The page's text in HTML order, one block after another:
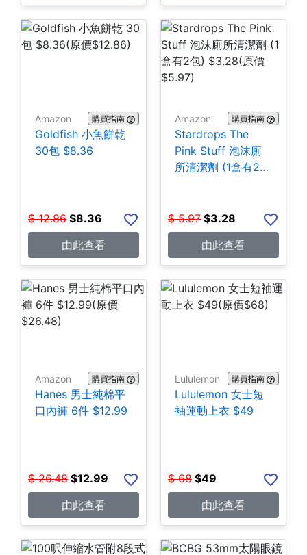
Amazon 購買指南
Goldfish 小魚餅乾
30包 $8.36
$ 12.86 $8.36
由此查看
Amazon 購買指南
Stardrops The
Pink Stuff 泡沫廁
所清潔劑 (1盒有2
$ 5.97 $3.28
由此查看
Amazon 購買指南
Hanes 男士純棉平
口內褲 6件 $12.99
$ 26.48 $12.99
由此查看
Lululemon 購買指南
Lululemon 女士短
袖運動上衣 $49
$ 68 $49
由此查看